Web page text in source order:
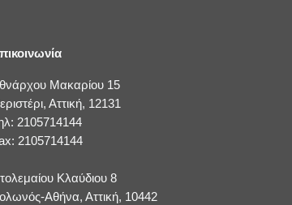
Μακαρίου 15
Αττική, 12131
2105714144
2105714144
Κλαύδιου 8
Αθήνα, Αττική, 10442